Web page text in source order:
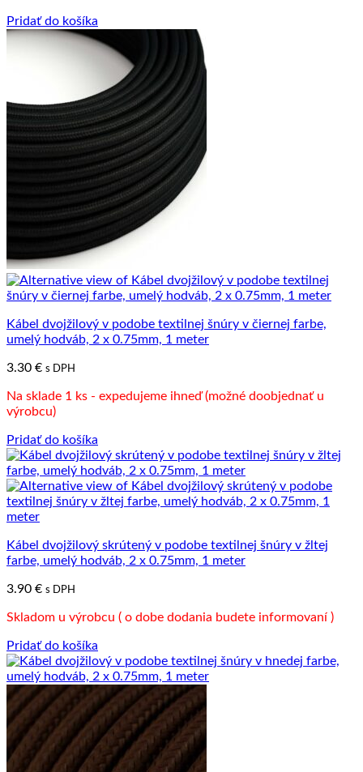
Pridať do košíka
Kábel dvojžilový v podobe textilnej šnúry v čiernej farbe,
umelý hodváb, 2 x 0.75mm, 1 meter
3.30 € s DPH
Na sklade 1 ks - expedujeme ihneď (možné doobjednať u
výrobcu)
Pridať do košíka
Kábel dvojžilový skrútený v podobe textilnej šnúry v žltej
farbe, umelý hodváb, 2 x 0.75mm, 1 meter
3.90 € s DPH
Skladom u výrobcu ( o dobe dodania budete informovaní )
Pridať do košíka